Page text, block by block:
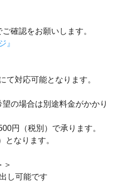
確認をお願いします。
』
対応可能となります。
の場合は別途料金がかかり
円（税別）で承ります。
となります。
＞
し可能です